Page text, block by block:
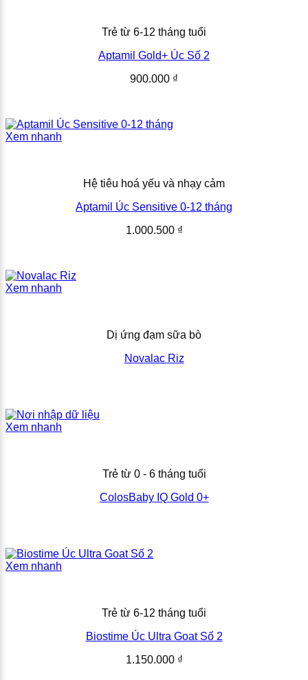
Trẻ từ 6-12 tháng tuổi
Aptamil Gold+ Úc Số 2
900.000 ₫
Xem nhanh
Hệ tiêu hoá yếu và nhạy cảm
Aptamil Úc Sensitive 0-12 tháng
1.000.500 ₫
Xem nhanh
Dị ứng đạm sữa bò
Novalac Riz
Xem nhanh
Trẻ từ 0 - 6 tháng tuổi
ColosBaby IQ Gold 0+
Xem nhanh
Trẻ từ 6-12 tháng tuổi
Biostime Úc Ultra Goat Số 2
1.150.000 ₫